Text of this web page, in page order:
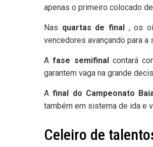
apenas o primeiro colocado
Nas quartas de final , os
vencedores avançando para a
Afase semifinalcontará
garantem vaga na grande
Afinal do Campeonato
também em sistema de ida e
Celeiro de